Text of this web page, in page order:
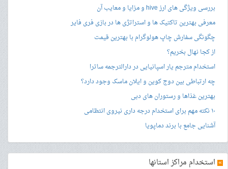
بررسی ویژگی های ارز hive و مزایا و معایب آن
معرفی بهترین تاکتیک ها و استراتژی ها در بازی فری فایر
چگونگی سفارش چاپ هولوگرام با بهترین قیمت
از کجا نهال بخریم؟
استخدام مترجم یار اسپانیایی در دارالترجمه ساترا
چه ارتباطی بین دوج کوین و ایلان ماسک وجود دارد؟
بهترین غذاها و رستوران های دبی
۱۰ نکته مهم برای استخدام درجه داری نیروی انتظامی
آشنایی جامع با برند دماپویا
» استخدام مراکز استانها